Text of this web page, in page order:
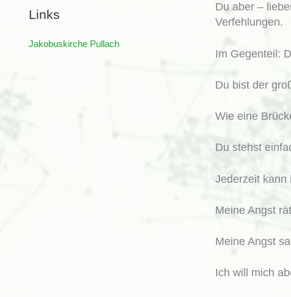
h
e
Links
Jakobuskirche Pullach
Du aber –
Verfehlungen.
Im Gegenteil:
Du bist der
Wie eine
Du stehst
Jederzeit kann
Meine Angst
Meine Angst
Ich will mich